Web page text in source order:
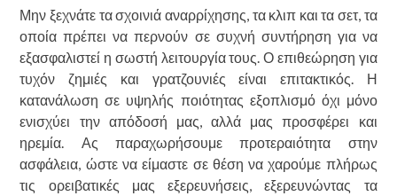
Μην ξεχνάτε τα σχοινιά αναρρίχησης, τα κλιπ και τα σετ, τα
οποία πρέπει να περνούν σε συχνή συντήρηση για να
εξασφαλιστεί η σωστή λειτουργία τους. Ο επιθεώρηση για
τυχόν ζημιές και γρατζουνιές είναι επιτακτικός. Η
κατανάλωση σε υψηλής ποιότητας εξοπλισμό όχι μόνο
ενισχύει την απόδοσή μας, αλλά μας προσφέρει και
ηρεμία. Ας παραχωρήσουμε προτεραιότητα στην
ασφάλεια, ώστε να είμαστε σε θέση να χαρούμε πλήρως
τις ορειβατικές μας εξερευνήσεις, εξερευνώντας τα